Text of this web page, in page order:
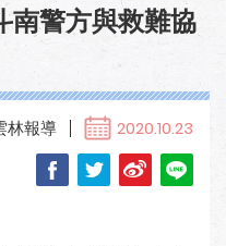
南警方與救難協
林報導 2020.10.23